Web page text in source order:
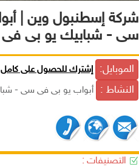
شركة إسطنبول وين |
سى - شبابيك يو بى
الموبايل: إشترك للحصول على كامل
النشاط : أبواب يو بى فى سى -
التصنيفات :